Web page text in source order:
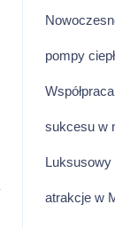
pompy
sukcesu w
Luksusowy
atrakcje w